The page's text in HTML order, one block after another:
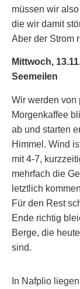
müssen wir
die wir damit
Aber der Strom
Mittwoch,
Seemeilen
Wir werden von
Morgenkaffee
ab und starten
Himmel. Wind
mit 4-7,
mehrfach die
letztlich
Für den Rest
Ende richtig
Berge, die
sind.
In Nafplio